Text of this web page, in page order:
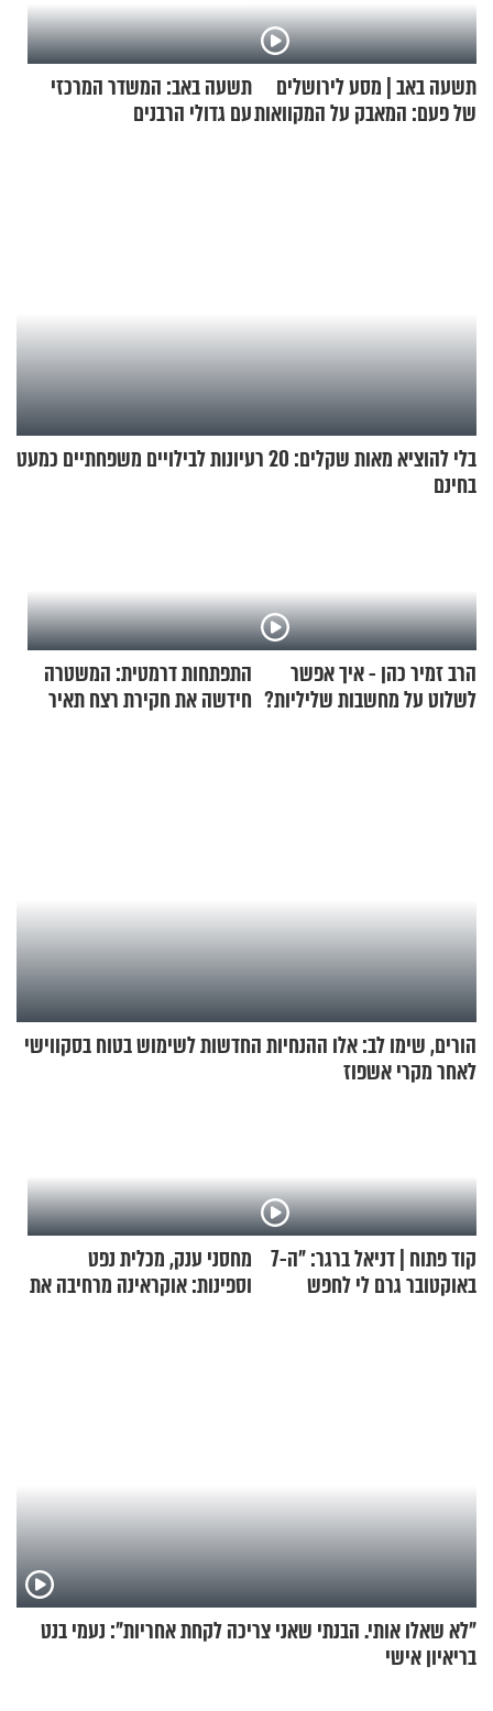
תשעה באב | מסע לירושלים
של פעם: המאבק על המקוואות
תשעה באב: המשדר המרכזי
עם גדולי הרבנים
בלי להוציא מאות שקלים: 20 רעיונות לבילויים משפחתיים כמעט
בחינם
הרב זמיר כהן - איך אפשר
לשלוט על מחשבות שליליות?
התפתחות דרמטית: המשטרה
חידשה את חקירת רצח תאיר
הורים, שימו לב: אלו ההנחיות החדשות לשימוש בטוח בסקווישי
לאחר מקרי אשפוז
קוד פתוח | דניאל ברגר: "ה-7
באוקטובר גרם לי לחפש
מחסני ענק, מכלית נפט
וספינות: אוקראינה מרחיבה את
"לא שאלו אותי. הבנתי שאני צריכה לקחת אחריות": נעמי בנט
בריאיון אישי